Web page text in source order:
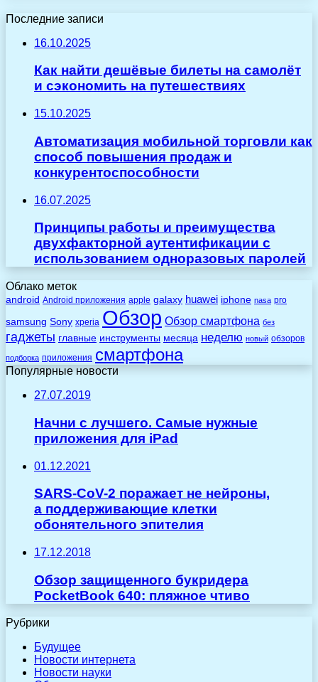
Последние записи
16.10.2025
Как найти дешёвые билеты на самолёт
и сэкономить на путешествиях
15.10.2025
Автоматизация мобильной торговли как
способ повышения продаж и
конкурентоспособности
16.07.2025
Принципы работы и преимущества
двухфакторной аутентификации с
использованием одноразовых паролей
Облако меток
android Android приложения apple galaxy huawei iphone nasa pro
samsung Sony xperia Обзор Обзор смартфона без
гаджеты главные инструменты месяца неделю новый обзоров
подборка приложения смартфона
Популярные новости
27.07.2019
Начни с лучшего. Самые нужные
приложения для iPad
01.12.2021
SARS-CoV-2 поражает не нейроны,
а поддерживающие клетки
обонятельного эпителия
17.12.2018
Обзор защищенного букридера
PocketBook 640: пляжное чтиво
Рубрики
Будущее
Новости интернета
Новости науки